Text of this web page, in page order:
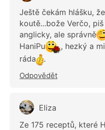
Ještě čekám hlášku,
koutě...bože Verčo,
anglicky, ale správně
HaniPu
, hezký a
ráda
.
Odpovědět
Eliza
Ze 175 receptů, které